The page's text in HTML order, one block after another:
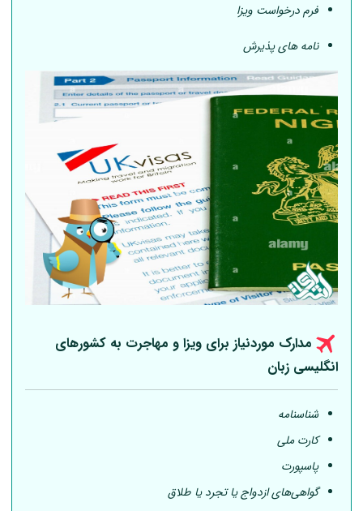
فرم درخواست ویزا
نامه های پذیرش
مدارک موردنیاز برای ویزا و مهاجرت به کشورهای
انگلیسی زبان
شناسنامه
کارت ملی
پاسپورت
گواهی‌های ازدواج یا تجرد یا طلاق